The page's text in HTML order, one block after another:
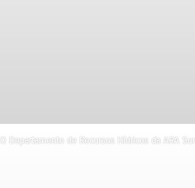
O Departamento de Recursos Hídricos da ARA Sur